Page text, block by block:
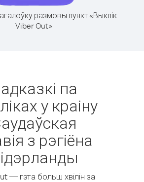
размовы пункт «Выклік
Viber Out»
па
у краіну
з рэгіёна
— гэта больш хвілін за